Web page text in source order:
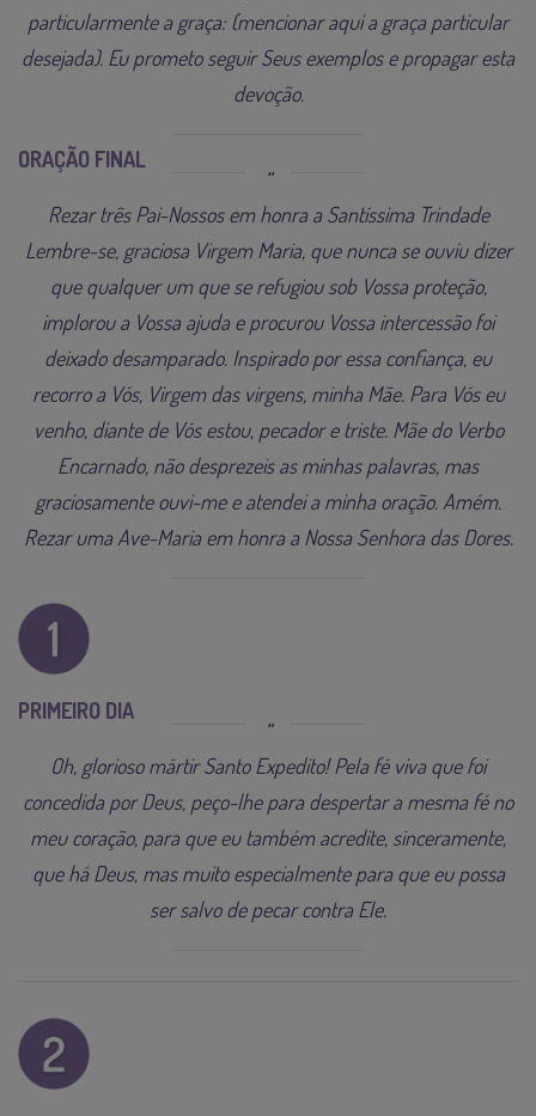
particularmente a graça: (mencionar aqui a graça particular
desejada). Eu prometo seguir Seus exemplos e propagar esta
devoção.
ORAÇÃO FINAL
Rezar três Pai-Nossos em honra a Santíssima Trindade
Lembre-se, graciosa Virgem Maria, que nunca se ouviu dizer
que qualquer um que se refugiou sob Vossa proteção,
implorou a Vossa ajuda e procurou Vossa intercessão foi
deixado desamparado. Inspirado por essa confiança, eu
recorro a Vós, Virgem das virgens, minha Mãe. Para Vós eu
venho, diante de Vós estou, pecador e triste. Mãe do Verbo
Encarnado, não desprezeis as minhas palavras, mas
graciosamente ouvi-me e atendei a minha oração. Amém.
Rezar uma Ave-Maria em honra a Nossa Senhora das Dores.
PRIMEIRO DIA
Oh, glorioso mártir Santo Expedito! Pela fé viva que foi
concedida por Deus, peço-lhe para despertar a mesma fé no
meu coração, para que eu também acredite, sinceramente,
que há Deus, mas muito especialmente para que eu possa
ser salvo de pecar contra Ele.